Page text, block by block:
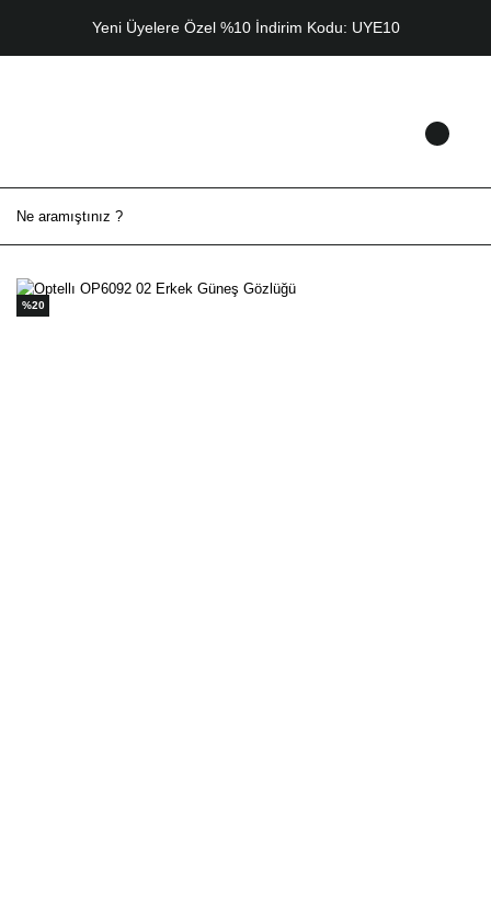
Yeni Üyelere Özel %10 İndirim Kodu: UYE10
%20